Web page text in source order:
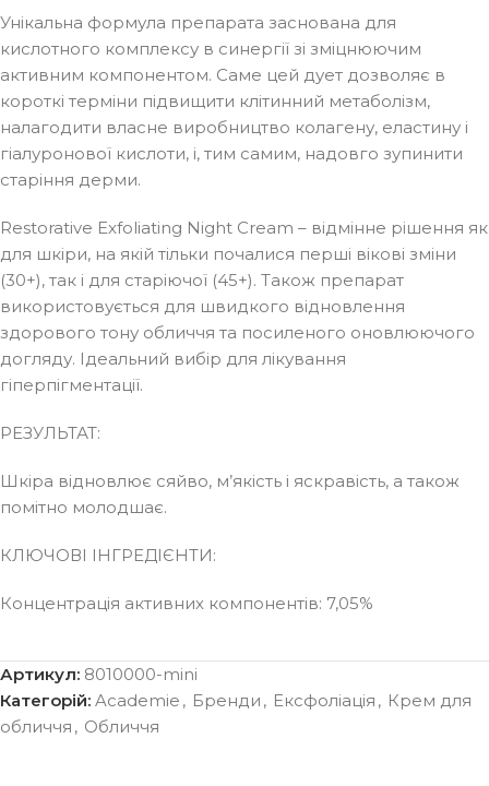
Унікальна формула препарата заснована для
кислотного комплексу в синергії зі зміцнюючим
активним компонентом. Саме цей дует дозволяє в
короткі терміни підвищити клітинний метаболізм,
налагодити власне виробництво колагену, еластину і
гіалуронової кислоти, і, тим самим, надовго зупинити
старіння дерми.
Restorative Exfoliating Night Cream – відмінне рішення як
для шкіри, на якій тільки почалися перші вікові зміни
(30+), так і для старіючої (45+). Також препарат
використовується для швидкого відновлення
здорового тону обличчя та посиленого оновлюючого
догляду. Ідеальний вибір для лікування
гіперпігментації.
РЕЗУЛЬТАТ:
Шкіра відновлює сяйво, м’якість і яскравість, а також
помітно молодшає.
КЛЮЧОВІ ІНГРЕДІЄНТИ:
Концентрація активних компонентів: 7,05%
Артикул: 8010000-mini
Категорій: Academie , Бренди , Ексфоліація , Крем для
обличчя , Обличчя